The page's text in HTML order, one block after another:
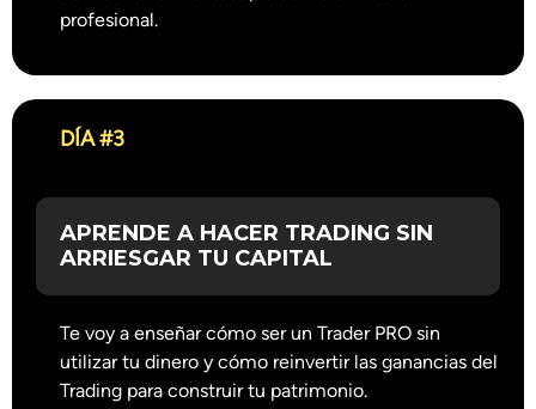
profesional.
DÍA #3
APRENDE A HACER TRADING SIN
ARRIESGAR TU CAPITAL
Te voy a enseñar cómo ser un Trader PRO sin
utilizar tu dinero y cómo reinvertir las ganancias del
Trading para construir tu patrimonio.